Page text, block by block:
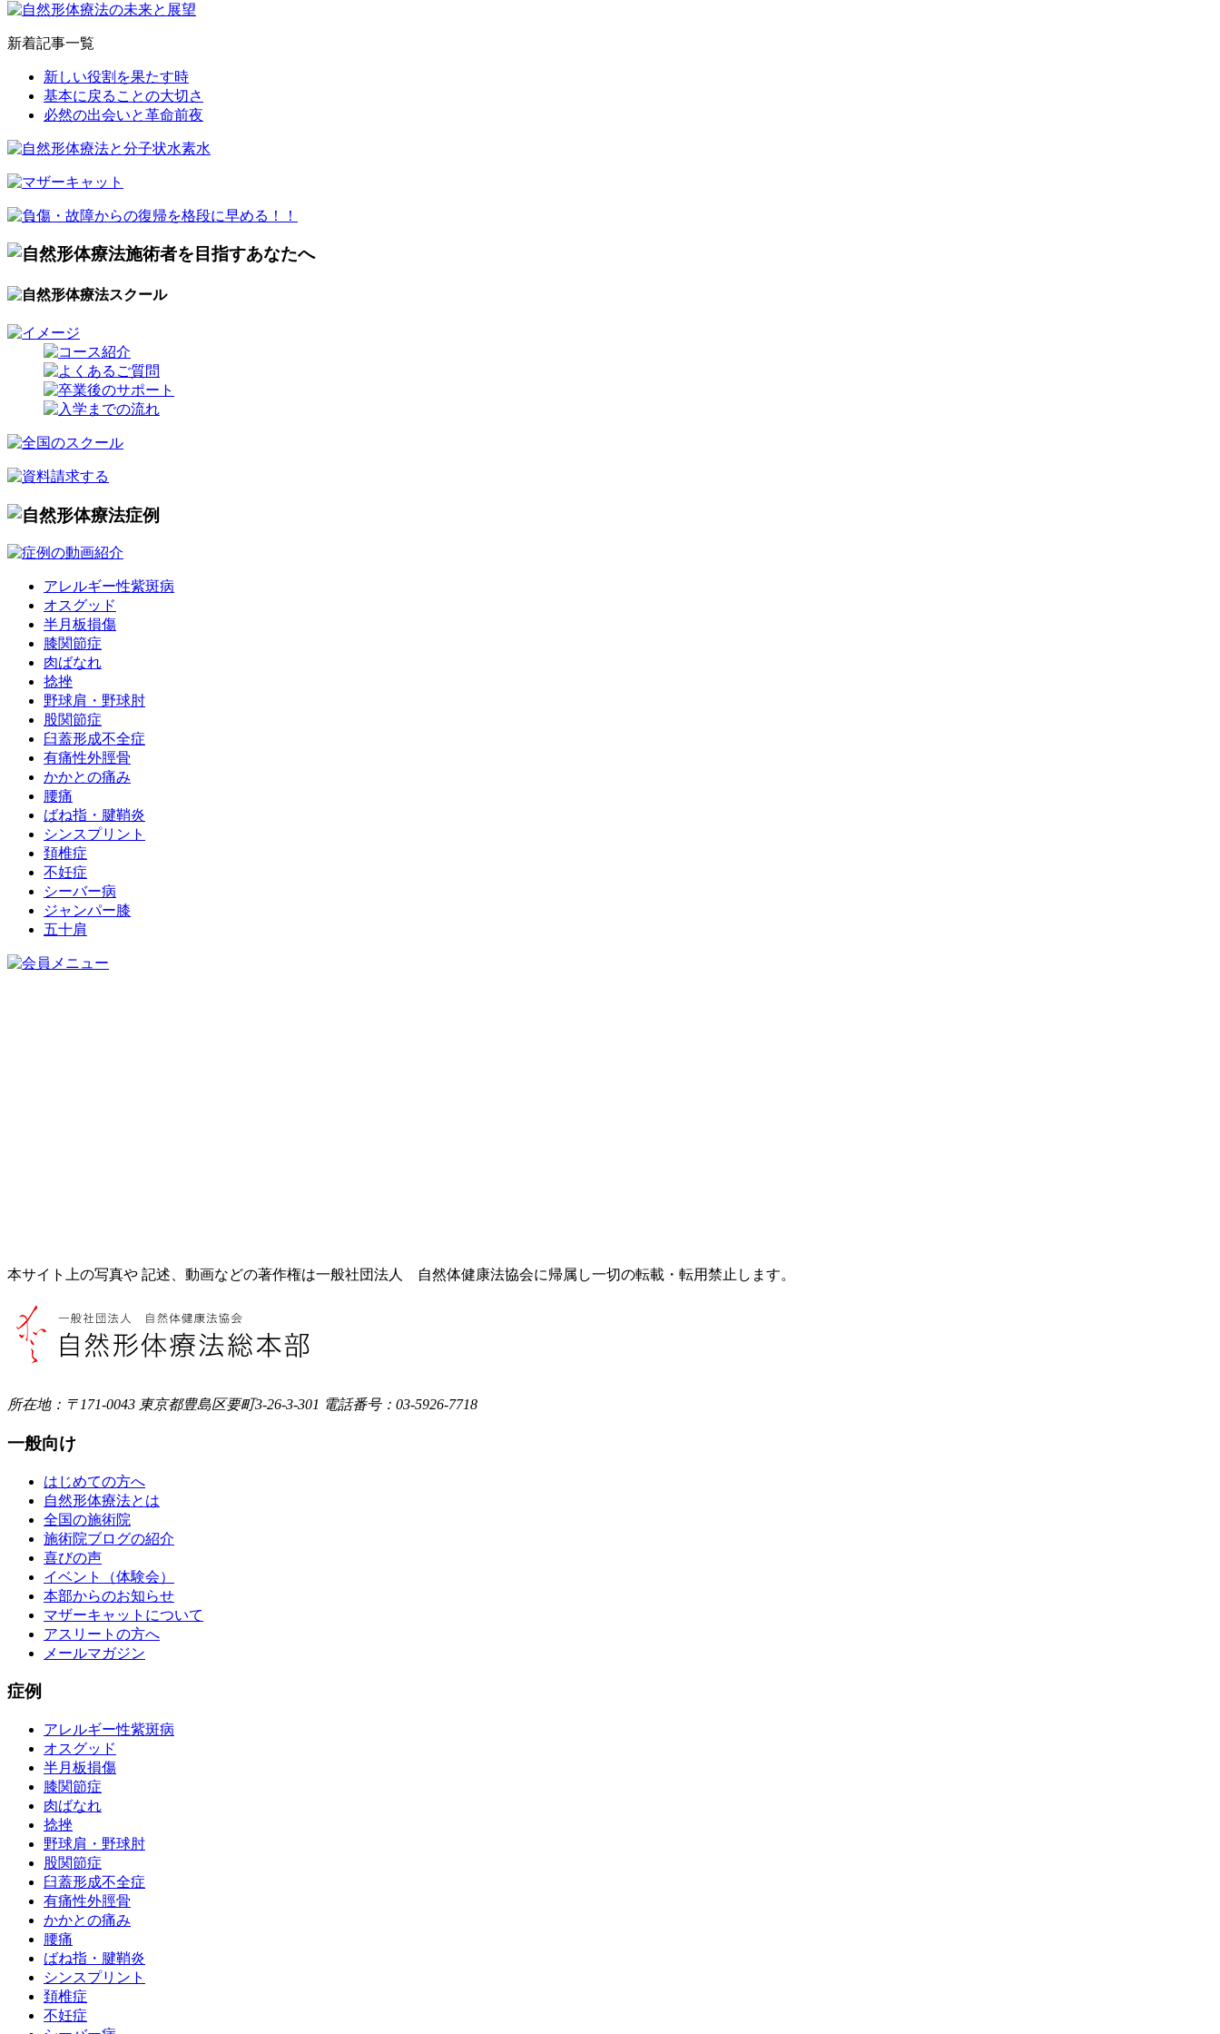
新着記事一覧
新しい役割を果たす時
基本に戻ることの大切さ
必然の出会いと革命前夜
アレルギー性紫斑病
オスグッド
半月板損傷
膝関節症
肉ばなれ
捻挫
野球肩・野球肘
股関節症
臼蓋形成不全症
有痛性外脛骨
かかとの痛み
腰痛
ばね指・腱鞘炎
シンスプリント
頚椎症
不妊症
シーバー病
ジャンパー膝
五十肩
本サイト上の写真や 記述、動画などの著作権は一般社団法人 自然体健康法協会に帰属し一切の転載・転用禁止します。
所在地：〒171-0043 東京都豊島区要町3-26-3-301 電話番号：03-5926-7718
一般向け
はじめての方へ
自然形体療法とは
全国の施術院
施術院ブログの紹介
喜びの声
イベント（体験会）
本部からのお知らせ
マザーキャットについて
アスリートの方へ
メールマガジン
症例
アレルギー性紫斑病
オスグッド
半月板損傷
膝関節症
肉ばなれ
捻挫
野球肩・野球肘
股関節症
臼蓋形成不全症
有痛性外脛骨
かかとの痛み
腰痛
ばね指・腱鞘炎
シンスプリント
頚椎症
不妊症